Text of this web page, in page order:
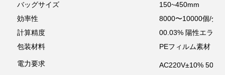
バッグサイズ
150~450mm
効率性
8000〜10000個/分
計算精度
00.03% 陽性エラー
包装材料
PEフィルム素材
電力要求 AC220V±10% 50/